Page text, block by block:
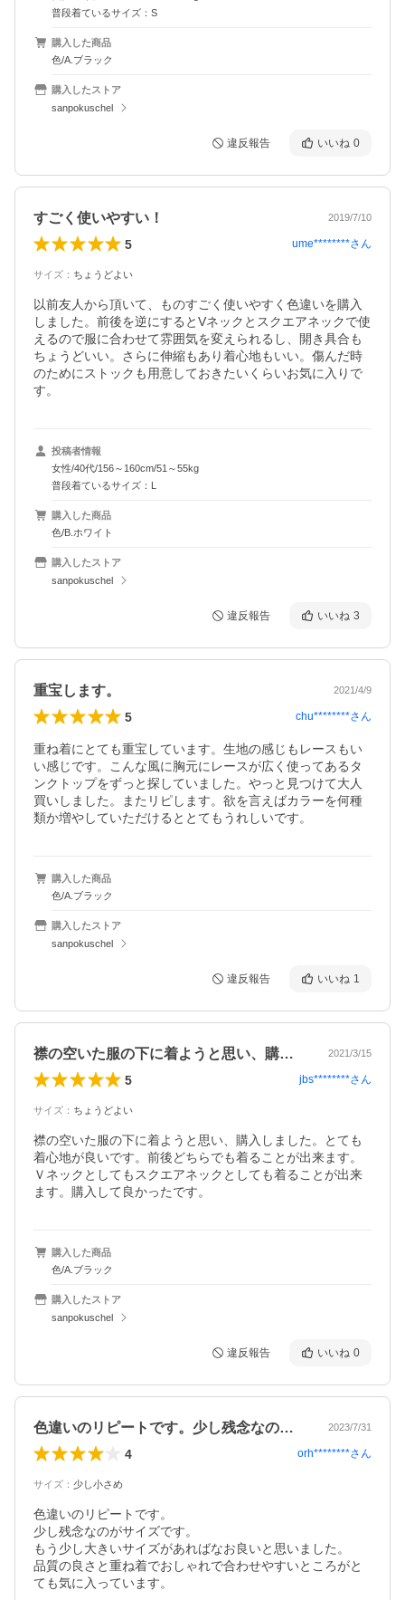
普段着ているサイズ：S
購入した商品
色/A.ブラック
購入したストア
sanpokuschel
違反報告 いいね 0
すごく使いやすい！ 2019/7/10
5 ume********さん
サイズ ： ちょうどよい
以前友人から頂いて、ものすごく使いやすく色違いを購入
しました。前後を逆にするとVネックとスクエアネックで使
えるので服に合わせて雰囲気を変えられるし、開き具合も
ちょうどいい。さらに伸縮もあり着心地もいい。傷んだ時
のためにストックも用意しておきたいくらいお気に入りで
す。
投稿者情報
女性/40代/156～160cm/51～55kg
普段着ているサイズ：L
購入した商品
色/B.ホワイト
購入したストア
sanpokuschel
違反報告 いいね 3
重宝します。 2021/4/9
5 chu********さん
重ね着にとても重宝しています。生地の感じもレースもい
い感じです。こんな風に胸元にレースが広く使ってあるタ
ンクトップをずっと探していました。やっと見つけて大人
買いしました。またリピします。欲を言えばカラーを何種
類か増やしていただけるととてもうれしいです。
購入した商品
色/A.ブラック
購入したストア
sanpokuschel
違反報告 いいね 1
襟の空いた服の下に着ようと思い、購入し… 2021/3/15
5 jbs********さん
サイズ ： ちょうどよい
襟の空いた服の下に着ようと思い、購入しました。とても
着心地が良いです。前後どちらでも着ることが出来ます。
Ｖネックとしてもスクエアネックとしても着ることが出来
ます。購入して良かったです。
購入した商品
色/A.ブラック
購入したストア
sanpokuschel
違反報告 いいね 0
色違いのリピートです。少し残念なのがサ… 2023/7/31
4 orh********さん
サイズ ： 少し小さめ
色違いのリピートです。
少し残念なのがサイズです。
もう少し大きいサイズがあればなお良いと思いました。
品質の良さと重ね着でおしゃれで合わせやすいところがと
ても気に入っています。